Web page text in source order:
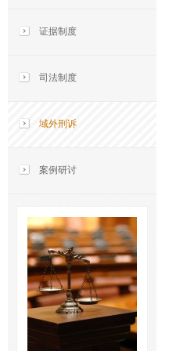
证据制度
司法制度
域外刑诉
案例研讨